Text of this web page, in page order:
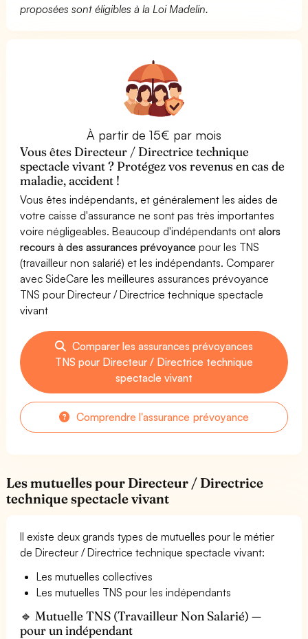
proposées sont éligibles à la Loi Madelin.
À partir de 15€ par mois
Vous êtes Directeur / Directrice technique
spectacle vivant ? Protégez vos revenus en cas de
maladie, accident !
Vous êtes indépendants, et généralement les aides de
votre caisse d'assurance ne sont pas très importantes
voire négligeables. Beaucoup d'indépendants ontalors
recours à des assurances prévoyance pour les TNS
(travailleur non salarié) et les indépendants. Comparer
avec SideCare les meilleures assurances prévoyance
TNS pour Directeur / Directrice technique spectacle
vivant
Comparer les assurances prévoyances
TNS pour Directeur / Directrice technique
spectacle vivant
Comprendre l'assurance prévoyance
Les mutuelles pour Directeur / Directrice
technique spectacle vivant
Il existe deux grands types de mutuelles pour le métier
de Directeur / Directrice technique spectacle vivant:
Les mutuelles collectives
Les mutuelles TNS pour les indépendants
🔹 Mutuelle TNS (Travailleur Non Salarié) —
pour un indépendant